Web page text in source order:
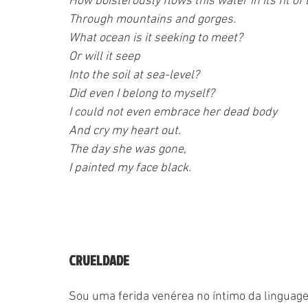
Through mountains and gorges.
What ocean is it seeking to meet?
Or will it seep
Into the soil at sea-level?
Did even I belong to myself?
I could not even embrace her dead body
And cry my heart out.
The day she was gone,
I painted my face black.
CRUELDADE
Sou uma ferida venérea no íntimo da